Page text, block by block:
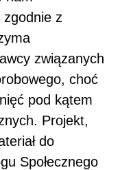
zgodnie z
związanych
choć
pod kątem
Projekt,
do
Społecznego